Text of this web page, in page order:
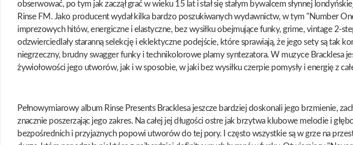
obserwować, po tym jak zaczął grać w wieku 15 lat i stał się stałym bywalcem słynnej
Rinse FM. Jako producent wydał kilka bardzo poszukiwanych wydawnictw, w tym "Number
imprezowych hitów, energiczne i elastyczne, bez wysiłku obejmujące funky, grime, vintage 2-
odzwierciedlały staranną selekcję i eklektyczne podejście, które sprawiają, że jego sety są tak
niegrzeczny, brudny swagger funky i technikolorowe plamy syntezatora. W muzyce
żywiołowości jego utworów, jak i w sposobie, w jaki bez wysiłku czerpie pomysły i energię z
Pełnowymiarowy album Rinse Presents Bracklesa jeszcze bardziej doskonali jego brzmienie,
znacznie poszerzając jego zakres. Na całej jej długości ostre jak brzytwa klubowe melodie i
bezpośrednich i przyjaznych popowi utworów do tej pory. I często wszystkie są w grze na